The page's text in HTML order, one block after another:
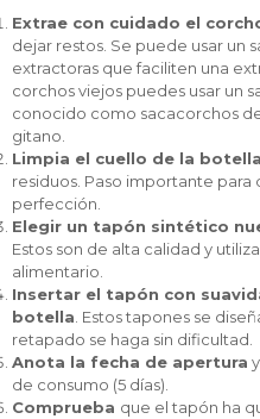
Extrae con cuidado el
dejar restos. Se puede usar un
extractoras que faciliten una
corchos viejos puedes usar un
conocido como sacacorchos
gitano.
Limpia el cuello de la botella
residuos. Paso importante para
perfección.
Elegir un tapón sintético
Estos son de alta calidad y
alimentario.
Insertar el tapón con
botella . Estos tapones se
retapado se haga sin dificultad.
Anota la fecha de apertura
de consumo (5 días).
Comprueba que el tapón ha